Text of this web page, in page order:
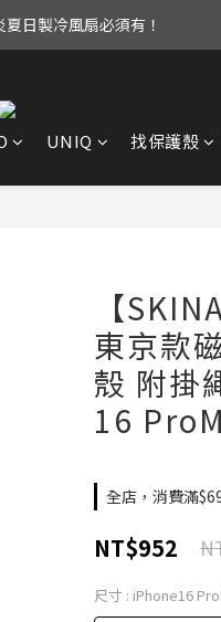
列 88折優惠中！
日製冷風扇必須有！
列 88折優惠中！
UNIQ 找保護殼
【
東京款
殼 附掛
16
全店，消費滿
NT$952
尺寸 : iPhone16